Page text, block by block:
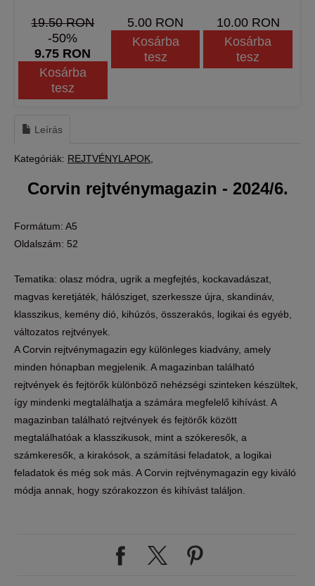
19.50 RON
-50%
9.75 RON
Kosárba
tesz
5.00 RON
Kosárba
tesz
10.00 RON
Kosárba
tesz
Leírás
Kategóriák: REJTVÉNYLAPOK
Corvin rejtvénymagazin - 2024/6.
Formátum: A5
Oldalszám: 52
Tematika: olasz módra, ugrik a megfejtés, kockavadászat,
magvas keretjáték, hálósziget, szerkessze újra, skandináv,
klasszikus, kemény dió, kihúzós, összerakós, logikai és egyéb,
változatos rejtvények.
A Corvin rejtvénymagazin egy különleges kiadvány, amely
minden hónapban megjelenik. A magazinban található
rejtvények és fejtörők különböző nehézségi szinteken készültek,
így mindenki megtalálhatja a számára megfelelő kihívást. A
magazinban található rejtvények és fejtörők között
megtalálhatóak a klasszikusok, mint a szókeresők, a
számkeresők, a kirakósok, a számítási feladatok, a logikai
feladatok és még sok más. A Corvin rejtvénymagazin egy kiváló
módja annak, hogy szórakozzon és kihívást találjon.